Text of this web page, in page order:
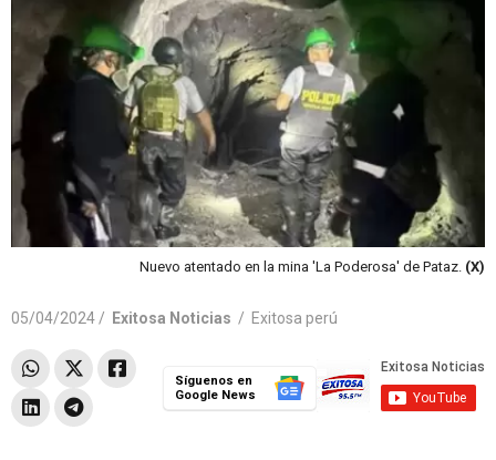
Nuevo atentado en la mina 'La Poderosa' de Pataz. (X)
05/04/2024 / Exitosa Noticias / Exitosa perú
Síguenos en
Google News